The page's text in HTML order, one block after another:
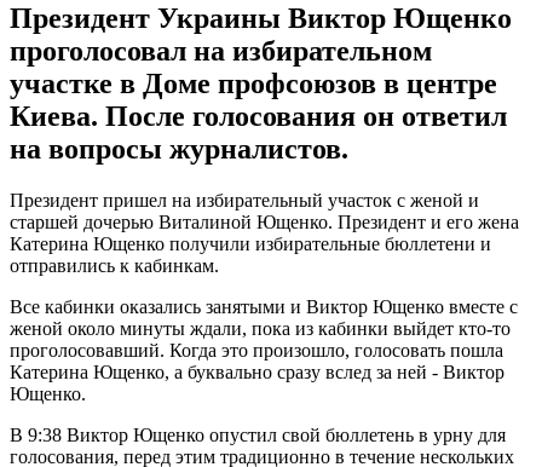
Президент Украины Виктор Ющенко
проголосовал на избирательном
участке в Доме профсоюзов в центре
Киева. После голосования он ответил
на вопросы журналистов.
Президент пришел на избирательный участок с женой и
старшей дочерью Виталиной Ющенко. Президент и его жена
Катерина Ющенко получили избирательные бюллетени и
отправились к кабинкам.
Все кабинки оказались занятыми и Виктор Ющенко вместе с
женой около минуты ждали, пока из кабинки выйдет кто-то
проголосовавший. Когда это произошло, голосовать пошла
Катерина Ющенко, а буквально сразу вслед за ней - Виктор
Ющенко.
В 9:38 Виктор Ющенко опустил свой бюллетень в урну для
голосования, перед этим традиционно в течение нескольких